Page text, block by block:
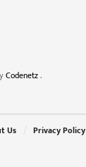
Codenetz.
Us Privacy Policy